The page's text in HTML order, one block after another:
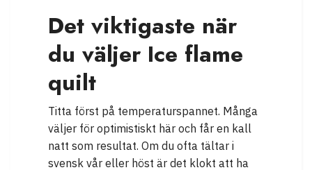
Det viktigaste när
du väljer Ice flame
quilt
Titta först på temperaturspannet. Många
väljer för optimistiskt här och får en kall
natt som resultat. Om du ofta tältar i
svensk vår eller höst är det klokt att ha